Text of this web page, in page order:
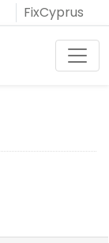
FixCyprus